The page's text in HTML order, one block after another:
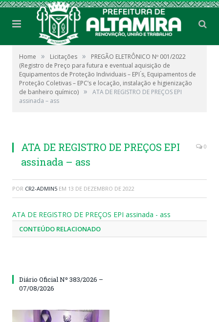
Home » Licitações »
PREGÃO ELETRÔNICO Nº 001/2022
(Registro de Preço para futura e eventual aquisição de
Equipamentos de Proteção Individuais – EPI ́s, Equipamentos de
Proteção Coletivas – EPC’s e locação, instalação e higienização
de banheiro químico) »
ATA DE REGISTRO DE PREÇOS EPI
assinada – ass
ATA DE REGISTRO DE PREÇOS EPI
assinada – ass
0
POR CR2-ADMIN5 EM 13 DE DEZEMBRO DE 2022
ATA DE REGISTRO DE PREÇOS EPI assinada - ass
CONTEÚDO RELACIONADO
Diário Oficial Nº 383/2026 –
07/08/2026